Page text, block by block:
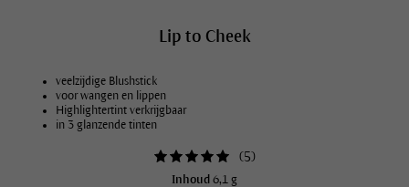
Lip to Cheek
veelzijdige Blushstick
voor wangen en lippen
Highlightertint verkrijgbaar
in 3 glanzende tinten
(5)
Inhoud 6,1 g